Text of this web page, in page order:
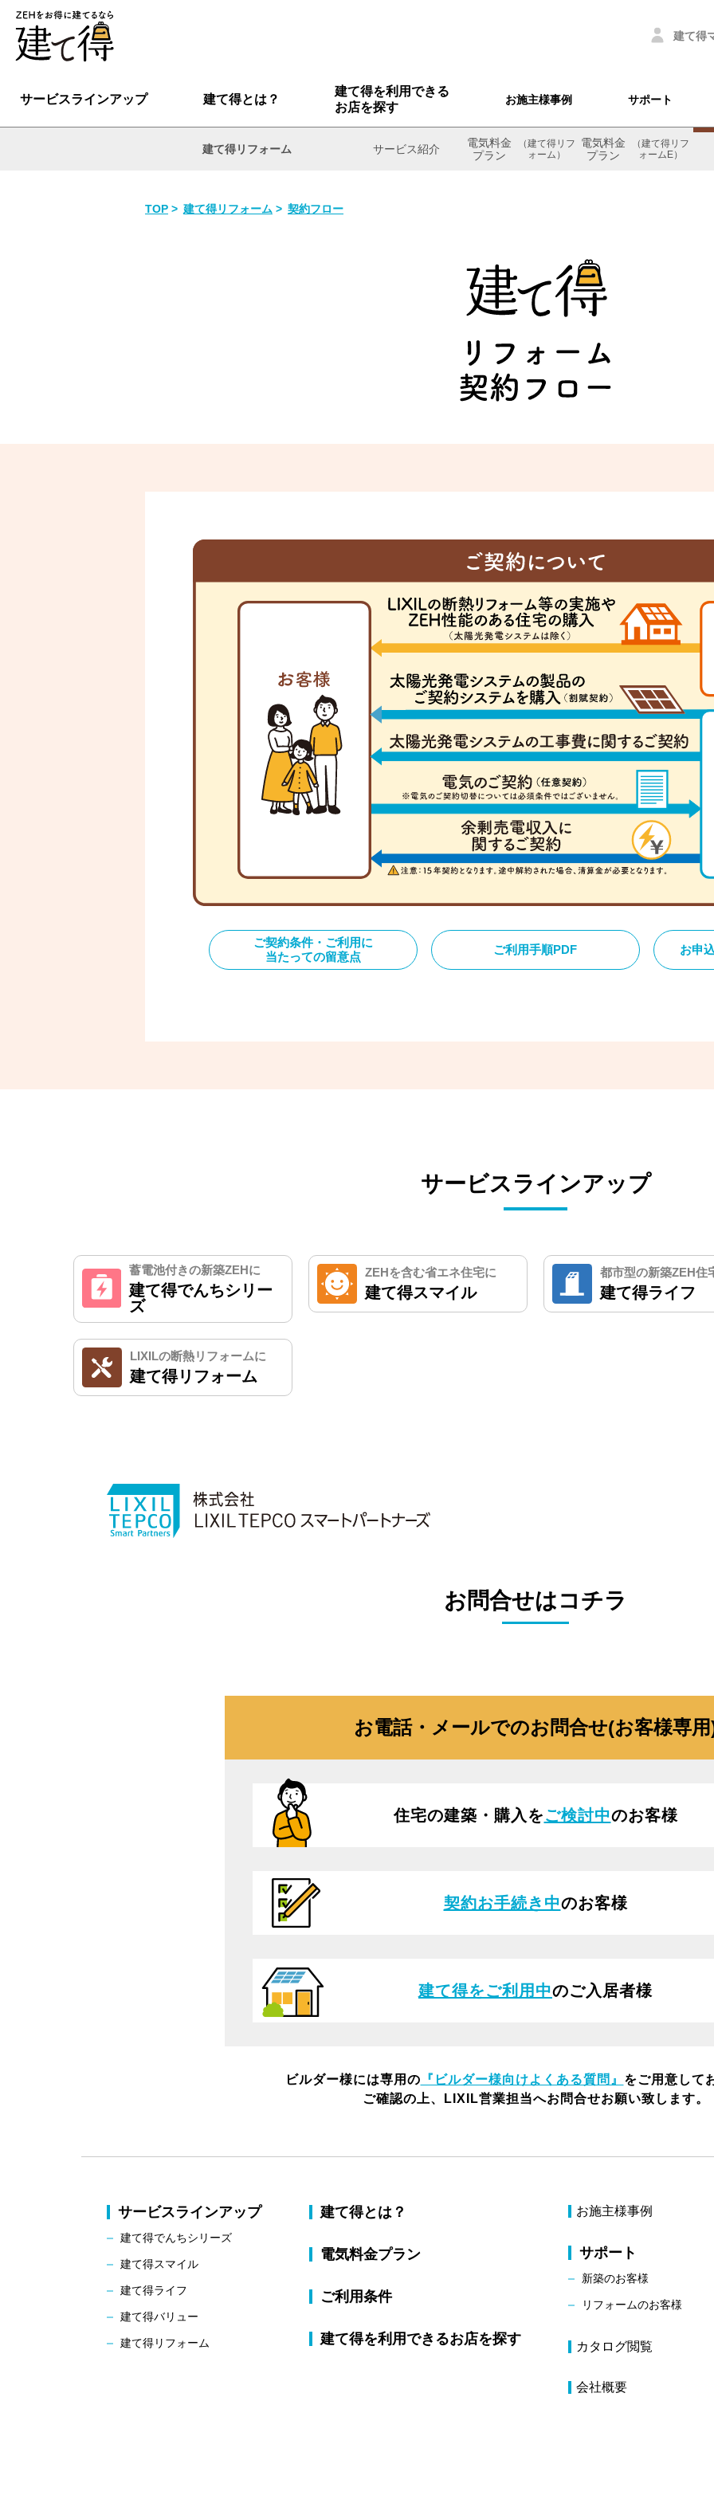
サービスラインアップ 建て得とは？
建て得を利用できる
お店を探す
お施主様事例 サポート
建て得
建て得リフォーム サービス紹介
電気料金
プラン
（建て得リフ
ォーム）
電気料金
プラン
（建て得リフ
ォームE）
TOP 建て得リフォーム 契約フロー
ご契約条件・ご利用に
当たっての留意点
ご利用手順PDF お申
サービスラインアップ
蓄電池付きの新築ZEHに
建て得でんちシリー
ズ
ZEHを含む省エネ住宅に
建て得スマイル
都市型の新築ZEH住
建て得ライフ
LIXILの断熱リフォームに
建て得リフォーム
お問合せはコチラ
お電話・メールでのお問合せ(お客様専
住宅の建築・購入をご検討中のお客様
契約お手続き中のお客様
建て得をご利用中のご入居者様
ビルダー様には専用の 『ビルダー様向けよくある質問』 をご用意して
ご確認の上、LIXIL営業担当へお問合せお願い致します。
サービスラインアップ
建て得でんちシリーズ
建て得スマイル
建て得ライフ
建て得バリュー
建て得リフォーム
建て得とは？
電気料金プラン
ご利用条件
建て得を利用できるお店を探す
お施主様事例
サポート
新築のお客様
リフォームのお客様
カタログ閲覧
会社概要